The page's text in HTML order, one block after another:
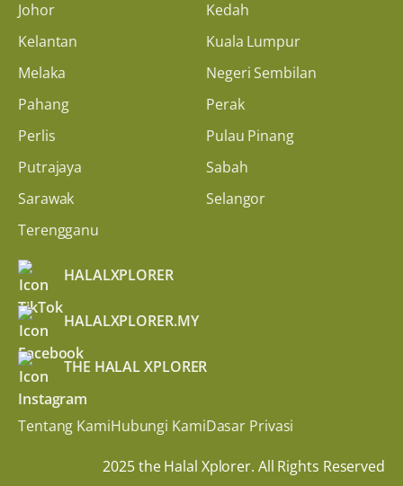
Johor
Kedah
Kelantan
Kuala Lumpur
Melaka
Negeri Sembilan
Pahang
Perak
Perlis
Pulau Pinang
Putrajaya
Sabah
Sarawak
Selangor
Terengganu
HALALXPLORER
HALALXPLORER.MY
THE HALAL XPLORER
Tentang KamiHubungi KamiDasar Privasi
2025 the Halal Xplorer. All Rights Reserved